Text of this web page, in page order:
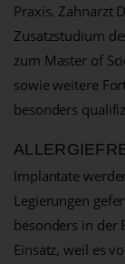
Praxis. Zahnarzt
Zusatzstudium
zum Master of
sowie weitere
besonders
Implantate
Legierungen
besonders in der
Einsatz, weil es